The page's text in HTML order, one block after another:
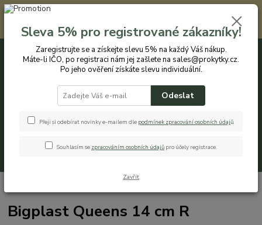
Registrovaným zákazníkům nabízíme slevu 5% na každý nákup. Máte-li
IČO, po registraci nám jej zašlete na sales@prokytky.cz. Po jeho ověření
získáte slevu individuální. Přejít na registraci →
CZK
+420 774 544 973 0ks
Bigplast Queens 14 cm R
Sleva 5% pro registrované zákazníky!
Zaregistrujte se a získejte slevu 5% na každý Váš nákup.
Máte-li IČO, po registraci nám jej zašlete na sales@prokytky.cz.
Po jeho ověření získáte slevu individuální.
Odeslat
Přeji si odebírat novinky e-mailem dle podmínek zpracování osobních údajů.
Souhlasím se zpracováním osobních údajů pro účely registrace.
Zavřít